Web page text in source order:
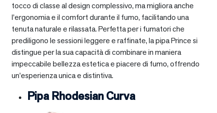
tocco di classe al design complessivo, ma migliora anche
l’ergonomia e il comfort durante il fumo, facilitando una
tenuta naturale e rilassata. Perfetta per i fumatori che
prediligono le sessioni leggere e raffinate, la pipa Prince si
distingue per la sua capacità di combinare in maniera
impeccabile bellezza estetica e piacere di fumo, offrendo
un’esperienza unica e distintiva.
Pipa Rhodesian Curva